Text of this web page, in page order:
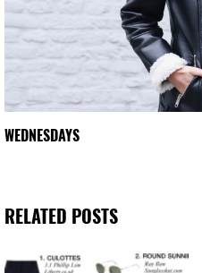
WEDNESDAYS
RELATED POSTS